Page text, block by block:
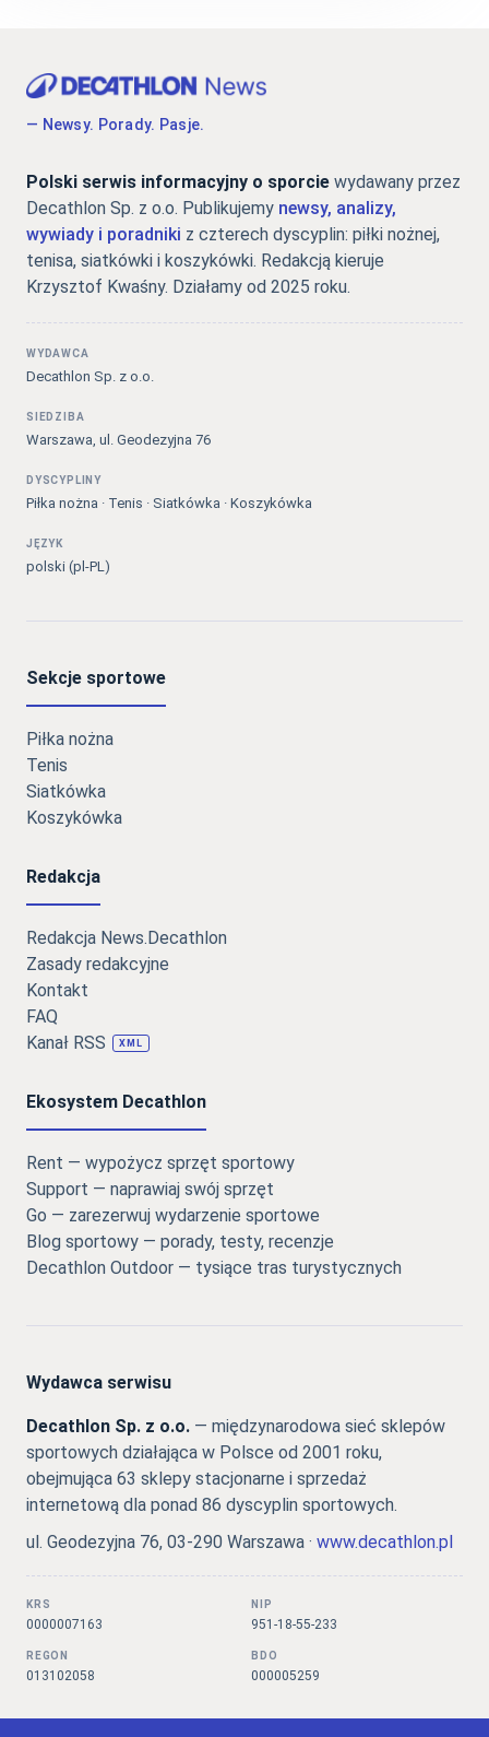
— Newsy. Porady. Pasje.
Polski serwis informacyjny o sporcie wydawany przez
Decathlon Sp. z o.o. Publikujemy newsy, analizy,
wywiady i poradniki z czterech dyscyplin: piłki nożnej,
tenisa, siatkówki i koszykówki. Redakcją kieruje
Krzysztof Kwaśny. Działamy od 2025 roku.
WYDAWCA
Decathlon Sp. z o.o.
SIEDZIBA
Warszawa, ul. Geodezyjna 76
DYSCYPLINY
Piłka nożna · Tenis · Siatkówka · Koszykówka
JĘZYK
polski (pl-PL)
Sekcje sportowe
Piłka nożna
Tenis
Siatkówka
Koszykówka
Redakcja
Redakcja News.Decathlon
Zasady redakcyjne
Kontakt
FAQ
Kanał RSS
XML
Ekosystem Decathlon
Rent — wypożycz sprzęt sportowy
Support — naprawiaj swój sprzęt
Go — zarezerwuj wydarzenie sportowe
Blog sportowy — porady, testy, recenzje
Decathlon Outdoor — tysiące tras turystycznych
Wydawca serwisu
Decathlon Sp. z o.o. — międzynarodowa sieć sklepów
sportowych działająca w Polsce od 2001 roku,
obejmująca 63 sklepy stacjonarne i sprzedaż
internetową dla ponad 86 dyscyplin sportowych.
ul. Geodezyjna 76, 03-290 Warszawa · www.decathlon.pl
KRS
0000007163
NIP
951-18-55-233
REGON
013102058
BDO
000005259